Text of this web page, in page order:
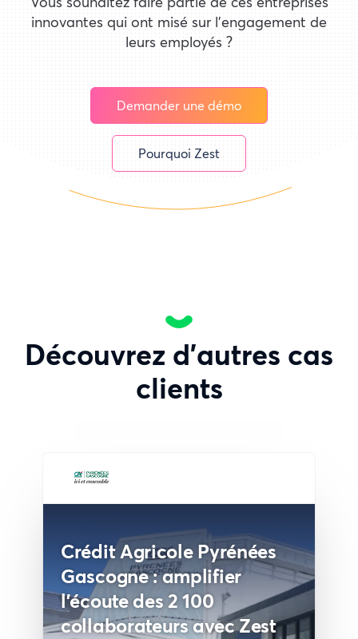
innovantes qui ont misé sur l'engagement de
leurs employés ?
Pourquoi Zest
Demander une démo
Découvrez d’autres cas
clients
Crédit Agricole Pyrénées
Gascogne : amplifier
l'écoute des 2 100
collaborateurs avec Zest